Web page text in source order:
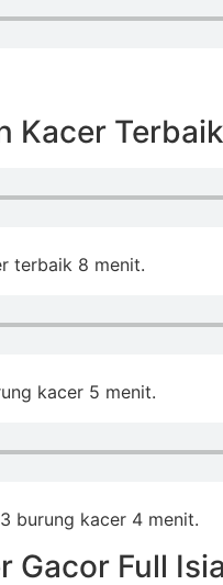
Kacer Terbaik
terbaik 8 menit.
kacer 5 menit.
burung kacer 4 menit.
Gacor Full